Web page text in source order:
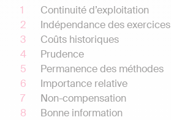
Continuité d’exploitation
Indépendance des exercices
Coûts historiques
Prudence
Permanence des méthodes
Importance relative
Non-compensation
Bonne information